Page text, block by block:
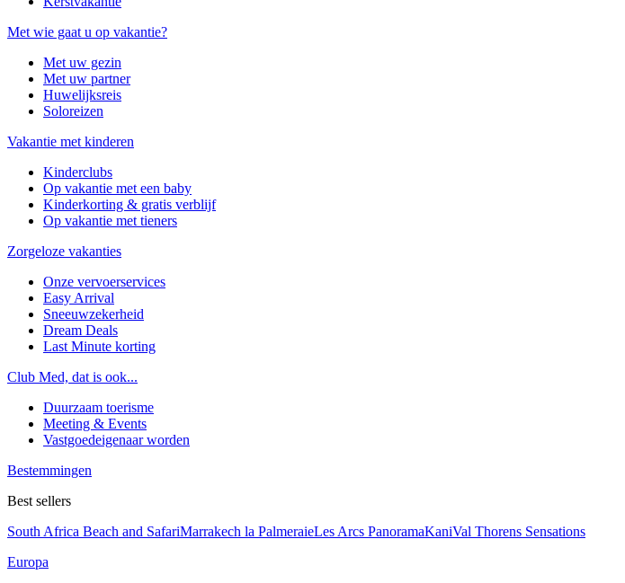
Met wie gaat u op vakantie?
Met uw gezin
Met uw partner
Huwelijksreis
Soloreizen
Vakantie met kinderen
Kinderclubs
Op vakantie met een baby
Kinderkorting & gratis verblijf
Op vakantie met tieners
Zorgeloze vakanties
Onze vervoerservices
Easy Arrival
Sneeuwzekerheid
Dream Deals
Last Minute korting
Club Med, dat is ook...
Duurzaam toerisme
Meeting & Events
Vastgoedeigenaar worden
Bestemmingen
Best sellers
South Africa Beach and SafariMarrakech la PalmeraieLes Arcs PanoramaKaniVal Thorens Sensations
Europa